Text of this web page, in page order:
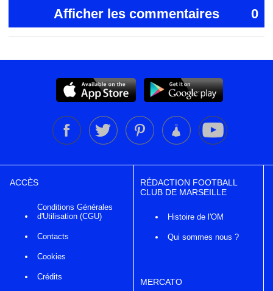
Afficher les commentaires 0
ACCÈS
Conditions Générales
d'Utilisation (CGU)
Contacts
Cookies
Crédits
RÉDACTION FOOTBALL
CLUB DE MARSEILLE
Histoire de l'OM
Qui sommes nous ?
MERCATO